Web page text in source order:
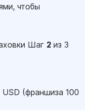
чтобы
Шаг 2 из 3
USD (франшиза 100